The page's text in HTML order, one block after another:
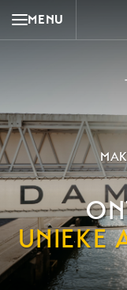
MENU
UNIEKE